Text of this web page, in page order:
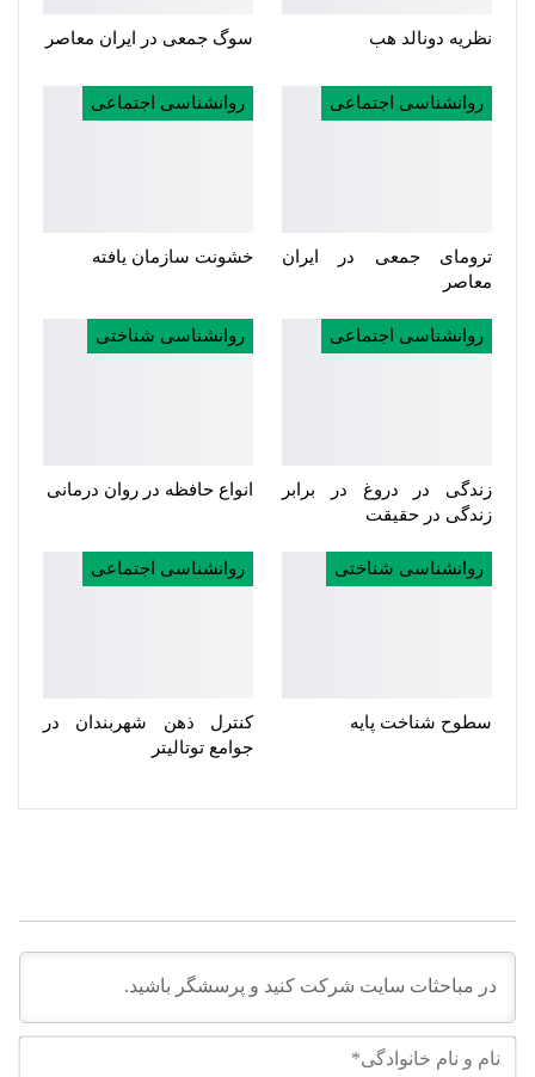
نظریه دونالد هب سوگ جمعی در ایران معاصر
روانشناسی اجتماعی
ترومای جمعی در ایران
معاصر
روانشناسی اجتماعی
خشونت سازمان یافته
روانشناسی اجتماعی
زندگی در دروغ در برابر
زندگی در حقیقت
روانشناسی شناختی
انواع حافظه در روان درمانی
روانشناسی شناختی
سطوح شناخت پایه
روانشناسی اجتماعی
کنترل ذهن شهربندان‌ در
جوامع توتالیتر